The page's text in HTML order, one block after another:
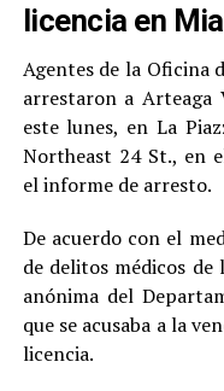
licencia en
Agentes de la Oficina
arrestaron a
este lunes, en La
Northeast 24 St., en
el informe de arresto.
De acuerdo con el
de delitos médicos de
anónima del
que se acusaba a la
licencia.